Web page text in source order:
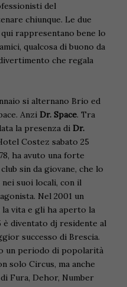
del
chiunque. Le due
rappresentano bene lo
qualcosa di buono da
che regala
si alternano Brio ed
Anzi Dr. Space. Tra
la presenza di Dr.
Costez sabato 25
ha avuto una forte
sin da giovane, che lo
suoi locali, con il
Nel 2001 un
vita e gli ha aperto la
è diventato dj residente al
successo di Brescia.
un periodo di popolarità
solo Circus, ma anche
Fura, Dehor, Number